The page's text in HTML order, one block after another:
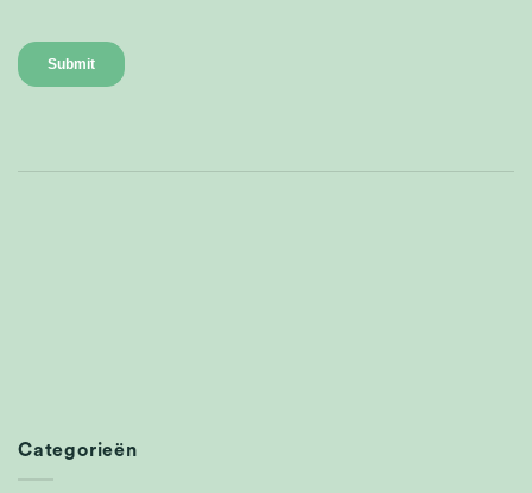
Categorieën